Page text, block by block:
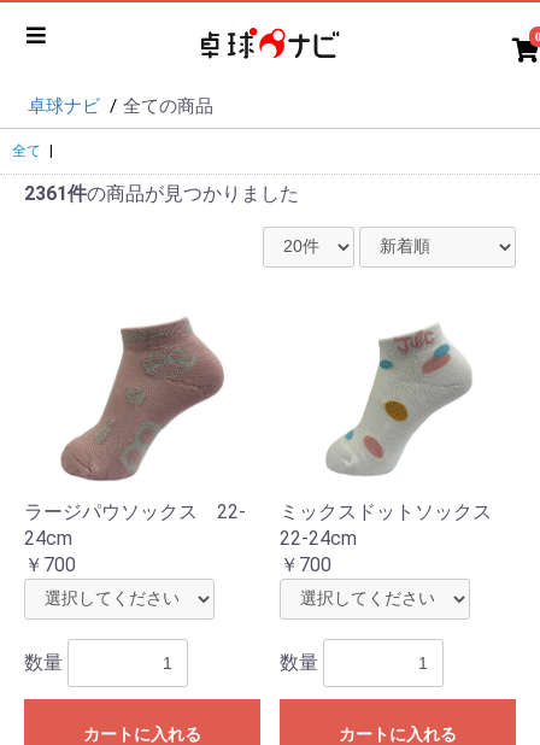
0
卓球ナビ 全ての商品
全て
2361件の商品が見つかりました
ラージパウソックス 22-
24cm
￥700
数量
カートに入れる
ミックスドットソックス
22-24cm
￥700
数量
カートに入れる